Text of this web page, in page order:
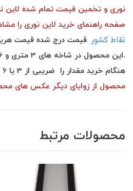
نوری و تخمین قیمت تمام شده لاین
صفحه راهنمای خرید لاین نوری را
نقاط کشور .قیمت درج شده قیمت
هنگام خرید مقدار را ضریبی از 3 یا 6 انخاب نمایید.
محصول از زوایای دیگر عکس های
محصولات مرتبط